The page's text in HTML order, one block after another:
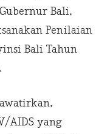
Bali,
Penilaian
Bali Tahun
AIDS yang